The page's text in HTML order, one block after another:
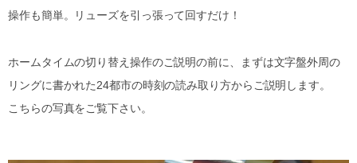
操作も簡単。リューズを引っ張って回すだけ！
ホームタイムの切り替え操作のご説明の前に、まずは文字盤外周の
リングに書かれた24都市の時刻の読み取り方からご説明します。
こちらの写真をご覧下さい。